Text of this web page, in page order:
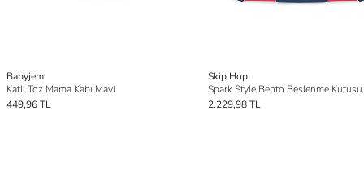
Babyjem
Katlı Toz Mama Kabı Mavi
449,96 TL
Skip Hop
Spark Style Bento Beslenme Kutusu
2.229,98 TL